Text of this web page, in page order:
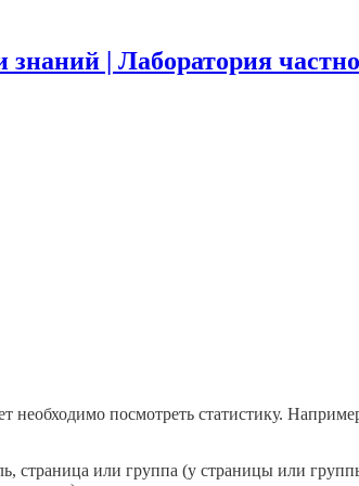
знаний | Лаборатория
необходимо посмотреть статистику.
страница или группа (у страницы или